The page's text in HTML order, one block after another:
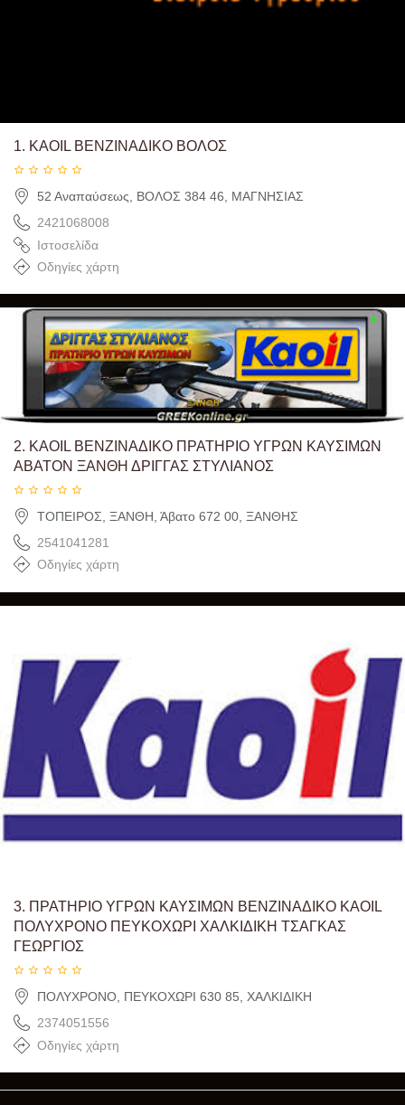
1. KAOIL ΒΕΝΖΙΝΑΔΙΚΟ ΒΟΛΟΣ
52 Αναπαύσεως, ΒΟΛΟΣ 384 46, ΜΑΓΝΗΣΙΑΣ
2421068008
Ιστοσελίδα
Οδηγίες χάρτη
2. KAOIL ΒΕΝΖΙΝΑΔΙΚΟ ΠΡΑΤΗΡΙΟ ΥΓΡΩΝ ΚΑΥΣΙΜΩΝ
ΑΒΑΤΟΝ ΞΑΝΘΗ ΔΡΙΓΓΑΣ ΣΤΥΛΙΑΝΟΣ
ΤΟΠΕΙΡΟΣ, ΞΑΝΘΗ, Άβατο 672 00, ΞΑΝΘΗΣ
2541041281
Οδηγίες χάρτη
3. ΠΡΑΤΗΡΙΟ ΥΓΡΩΝ ΚΑΥΣΙΜΩΝ ΒΕΝΖΙΝΑΔΙΚΟ KAOIL
ΠΟΛΥΧΡΟΝΟ ΠΕΥΚΟΧΩΡΙ ΧΑΛΚΙΔΙΚΗ ΤΣΑΓΚΑΣ
ΓΕΩΡΓΙΟΣ
ΠΟΛΥΧΡΟΝΟ, ΠΕΥΚΟΧΩΡΙ 630 85, ΧΑΛΚΙΔΙΚΗ
2374051556
Οδηγίες χάρτη